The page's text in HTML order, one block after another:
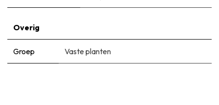
Overig
Groep Vaste planten